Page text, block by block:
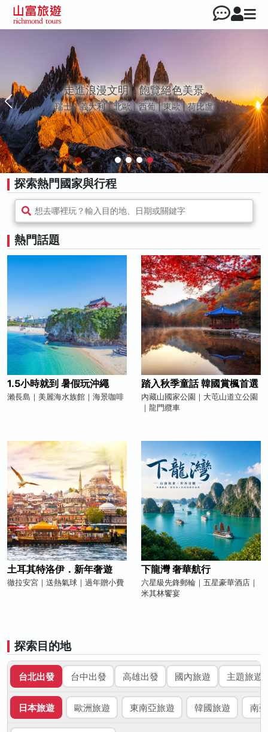
走進浪漫文明，飽覽絕色美景
瑞士｜義大利｜北歐｜西葡 | 東歐 | 荷比盧
探索熱門國家與行程
想去哪裡玩？輸入目的地、日期或關鍵字
熱門話題
1.5小時就到 暑假玩沖繩
瀨長島｜美麗海水族館｜海景咖啡
踏入秋季童話 韓國賞楓首選
內藏山國家公園｜大芚山道立公園
｜龍門纜車
土耳其特洛伊．新年奢遊
徹拉安宮｜送熱氣球｜過年贈小費
下龍灣 奢華航行
六星級先鋒郵輪｜五星豪華酒店｜
米其林饗宴
探索目的地
台北出發 台中出發 高雄出發 國內旅遊 主題旅遊
日本旅遊 歐洲旅遊 東南亞旅遊 韓國旅遊 南